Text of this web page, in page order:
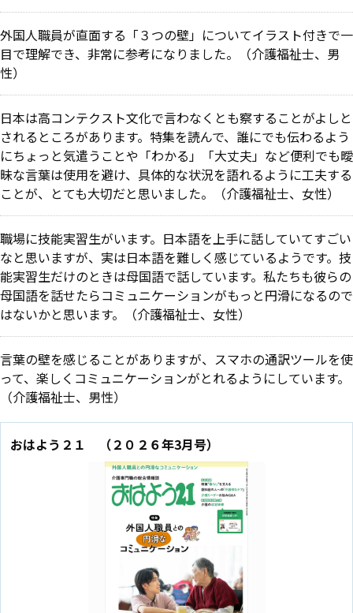
外国人職員が直面する「３つの壁」についてイラスト付きで一
目で理解でき、非常に参考になりました。（介護福祉士、男
性）
日本は高コンテクスト文化で言わなくとも察することがよしと
されるところがあります。特集を読んで、誰にでも伝わるよう
にちょっと気遣うことや「わかる」「大丈夫」など便利でも曖
昧な言葉は使用を避け、具体的な状況を語れるように工夫する
ことが、とても大切だと思いました。（介護福祉士、女性）
職場に技能実習生がいます。日本語を上手に話していてすごい
なと思いますが、実は日本語を難しく感じているようです。技
能実習生だけのときは母国語で話しています。私たちも彼らの
母国語を話せたらコミュニケーションがもっと円滑になるので
はないかと思います。（介護福祉士、女性）
言葉の壁を感じることがありますが、スマホの通訳ツールを使
って、楽しくコミュニケーションがとれるようにしています。
（介護福祉士、男性）
おはよう２１ （２０２６年3月号）